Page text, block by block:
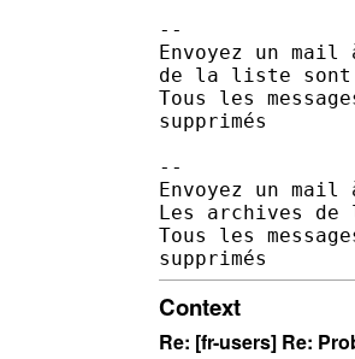
--
Envoyez un
de la liste sont
Tous les
supprimés
--
Envoyez un
Les archives
Tous les
Context
Re: [fr-users] Re: